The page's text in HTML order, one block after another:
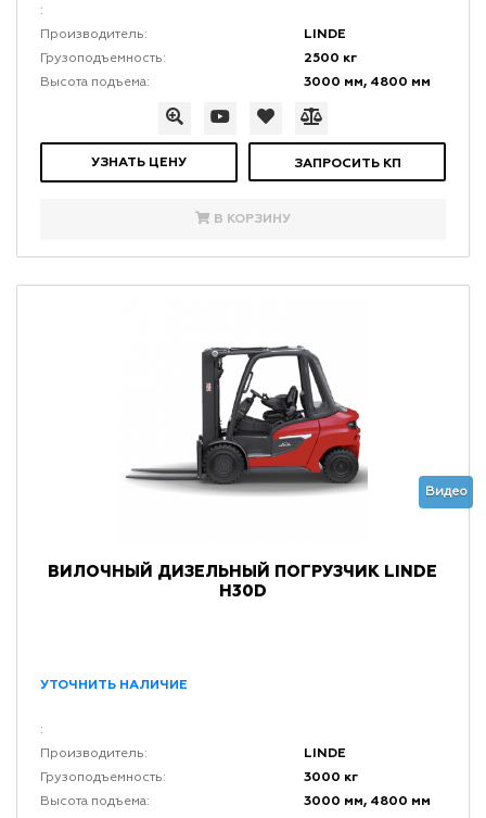
:
Производитель:
LINDE
Грузоподъемность: 2500 кг
Высота подъема: 3000 мм, 4800 мм
УЗНАТЬ ЦЕНУ ЗАПРОСИТЬ КП
В КОРЗИНУ
Видео
ВИЛОЧНЫЙ ДИЗЕЛЬНЫЙ ПОГРУЗЧИК LINDE
H30D
УТОЧНИТЬ НАЛИЧИЕ
:
Производитель:
LINDE
Грузоподъемность: 3000 кг
Высота подъема: 3000 мм, 4800 мм